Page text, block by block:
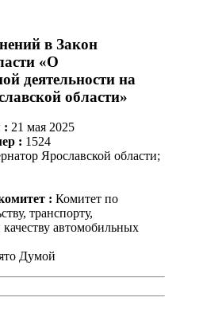
в Закон
«О
деятельности на
области»
: 21 мая 2025
: 1524
Ярославской области;
: Комитет по
транспорту,
качеству автомобильных
Думой